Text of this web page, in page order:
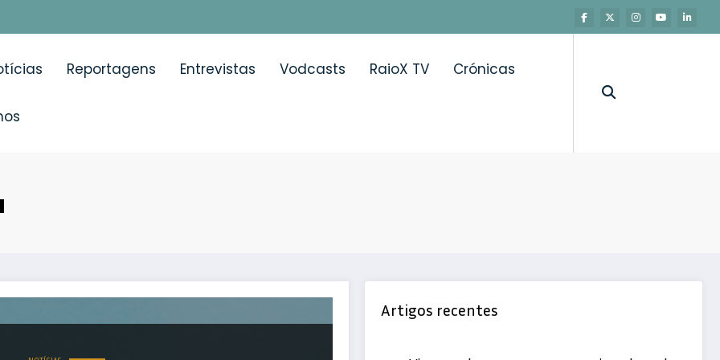
Reportagens Entrevistas Vodcasts RaioX TV Crónicas
manter as intervenções cardíacas durante a pandemia Artigos recentes